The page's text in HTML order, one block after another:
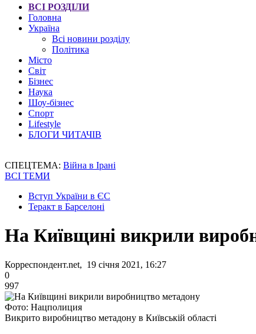
ВСІ РОЗДІЛИ
Головна
Україна
Всі новини розділу
Політика
Місто
Світ
Бізнес
Наука
Шоу-бізнес
Спорт
Lifestyle
БЛОГИ ЧИТАЧІВ
СПЕЦТЕМА: Війна в Ірані
ВСІ ТЕМИ
Вступ України в ЄС
Теракт в Барселоні
На Київщині викрили
Корреспондент.net, 19 січня 2021, 16:27
0
997
Фото: Нацполиция
Викрито виробництво метадону в Київській області